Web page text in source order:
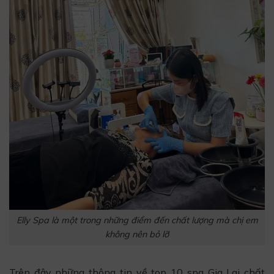
Elly Spa là một trong những điểm đến chất lượng mà chị em
không nên bỏ lỡ